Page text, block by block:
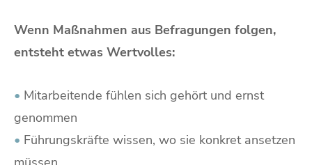
Wenn Maßnahmen aus Befragungen folgen,
entsteht etwas Wertvolles:
• Mitarbeitende fühlen sich gehört und ernst
genommen
• Führungskräfte wissen, wo sie konkret ansetzen